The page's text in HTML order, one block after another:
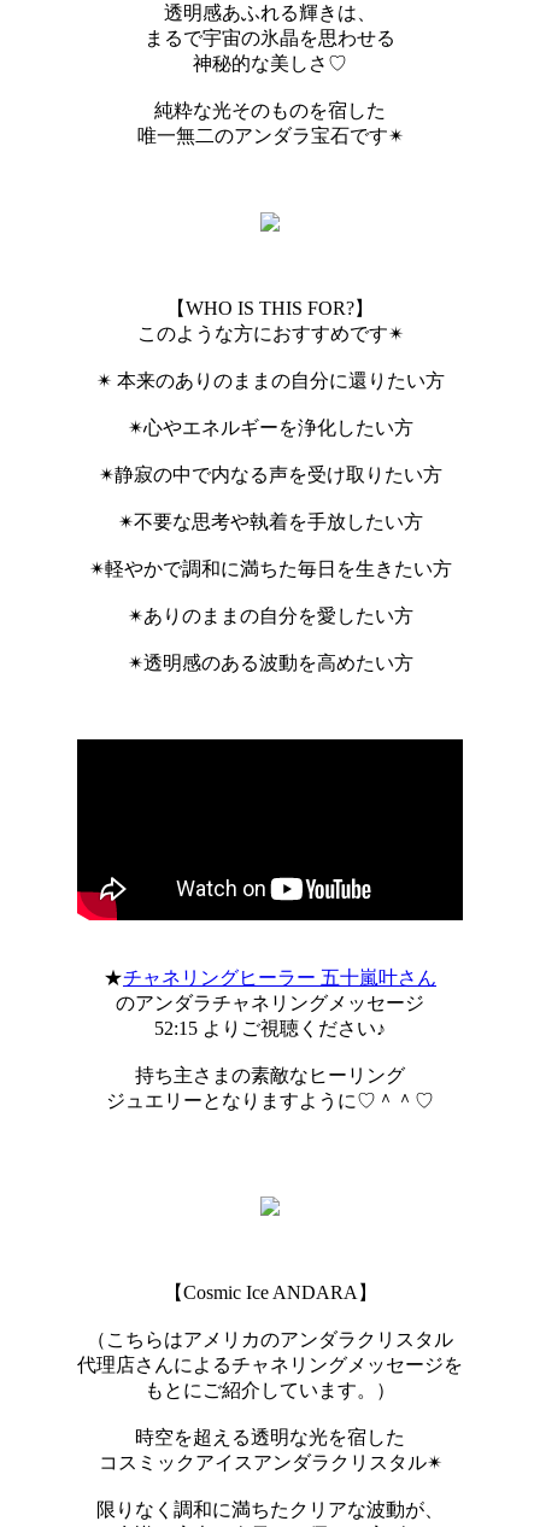
透明感あふれる輝きは、
まるで宇宙の氷晶を思わせる
神秘的な美しさ♡
純粋な光そのものを宿した
唯一無二のアンダラ宝石です✴︎
【WHO IS THIS FOR?】
このような方におすすめです✴︎
✴︎ 本来のありのままの自分に還りたい方
✴︎心やエネルギーを浄化したい方
✴︎静寂の中で内なる声を受け取りたい方
✴︎不要な思考や執着を手放したい方
✴︎軽やかで調和に満ちた毎日を生きたい方
✴︎ありのままの自分を愛したい方
✴︎透明感のある波動を高めたい方
★チャネリングヒーラー 五十嵐叶さん
のアンダラチャネリングメッセージ
52:15 よりご視聴ください♪
持ち主さまの素敵なヒーリング
ジュエリーとなりますように♡＾＾♡
【Cosmic Ice ANDARA】
（こちらはアメリカのアンダラクリスタル
代理店さんによるチャネリングメッセージを
もとにご紹介しています。）
時空を超える透明な光を宿した
コスミックアイスアンダラクリスタル✴︎
限りなく調和に満ちたクリアな波動が、